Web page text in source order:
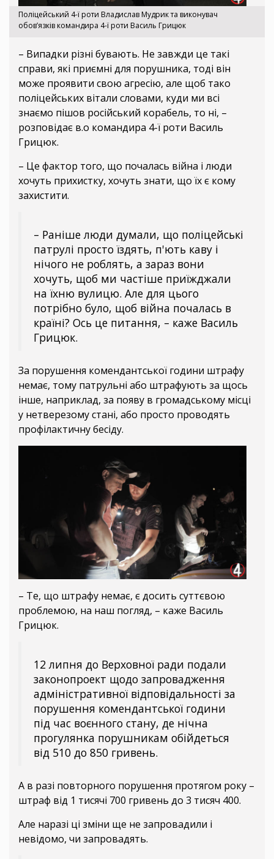
Поліцейський 4-ї роти Владислав Мудрик та виконувач
обов’язків командира 4-ї роти Василь Грицюк
– Випадки різні бувають. Не завжди це такі
справи, які приємні для порушника, тоді він
може проявити свою агресію, але щоб тако
поліцейських вітали словами, куди ми всі
знаємо пішов російський корабель, то ні, –
розповідає в.о командира 4-ї роти Василь
Грицюк.
– Це фактор того, що почалась війна і люди
хочуть прихистку, хочуть знати, що їх є кому
захистити.
– Раніше люди думали, що поліцейські
патрулі просто їздять, п'ють каву і
нічого не роблять, а зараз вони
хочуть, щоб ми частіше приїжджали
на їхню вулицю. Але для цього
потрібно було, щоб війна почалась в
країні? Ось це питання, – каже Василь
Грицюк.
За порушення комендантської години штрафу
немає, тому патрульні або штрафують за щось
інше, наприклад, за появу в громадському місці
у нетверезому стані, або просто проводять
профілактичну бесіду.
– Те, що штрафу немає, є досить суттєвою
проблемою, на наш погляд, – каже Василь
Грицюк.
12 липня до Верховної ради подали
законопроект щодо запровадження
адміністративної відповідальності за
порушення комендантської години
під час воєнного стану, де нічна
прогулянка порушникам обійдеться
від 510 до 850 гривень.
А в разі повторного порушення протягом року –
штраф від 1 тисячі 700 гривень до 3 тисяч 400.
Але наразі ці зміни ще не запровадили і
невідомо, чи запровадять.